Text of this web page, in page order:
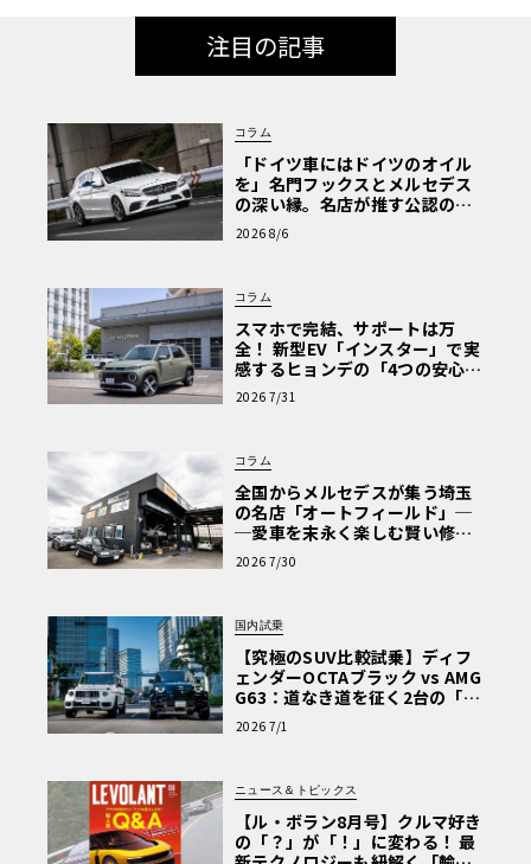
注目の記事
コラム
「ドイツ車にはドイツのオイル
を」名門フックスとメルセデス
の深い縁。名店が推す公認の安
心と、Cクラスで味わうシルキー
な走り〈PR〉
2026 8/6
コラム
スマホで完結、サポートは万
全！ 新型EV「インスター」で実
感するヒョンデの「4つの安心」
【第1回・ヒョンデ6つの疑問：
Why? Hyundai?】〈PR〉
2026 7/31
コラム
全国からメルセデスが集う埼玉
の名店「オートフィールド」─
─愛車を末永く楽しむ賢い修理
術と、プロがフックス製オイル
を選ぶ理由〈PR〉
2026 7/30
国内試乗
【究極のSUV比較試乗】ディフ
ェンダーOCTAブラック vs AMG
G63：道なき道を征く2台の「対
極的アプローチ」
2026 7/1
ニュース＆トピックス
【ル・ボラン8月号】クルマ好き
の「？」が「！」に変わる！ 最